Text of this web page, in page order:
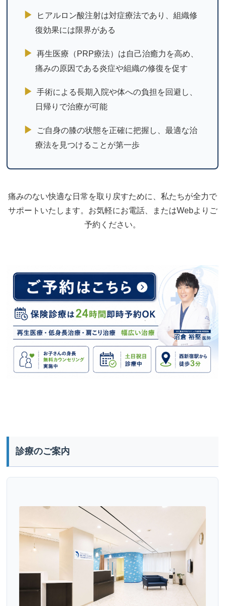
▶
ヒアルロン酸注射は対症療法であり、組織修
復効果には限界がある
▶
再生医療（PRP療法）は自己治癒力を高め、
痛みの原因である炎症や組織の修復を促す
▶
手術による長期入院や体への負担を回避し、
日帰りで治療が可能
▶
ご自身の膝の状態を正確に把握し、最適な治
療法を見つけることが第一歩
痛みのない快適な日常を取り戻すために、私たちが全力で
サポートいたします。お気軽にお電話、またはWebよりご
予約ください。
診療のご案内